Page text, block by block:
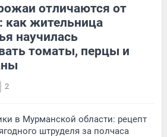
отличаются от
жительница
научилась
томаты, перцы и
2
в Мурманской области: рецепт
штруделя за полчаса